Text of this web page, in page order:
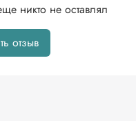
и песка/перлита с
весной — для
верхушек,
после
никто не оставлял
отзыв